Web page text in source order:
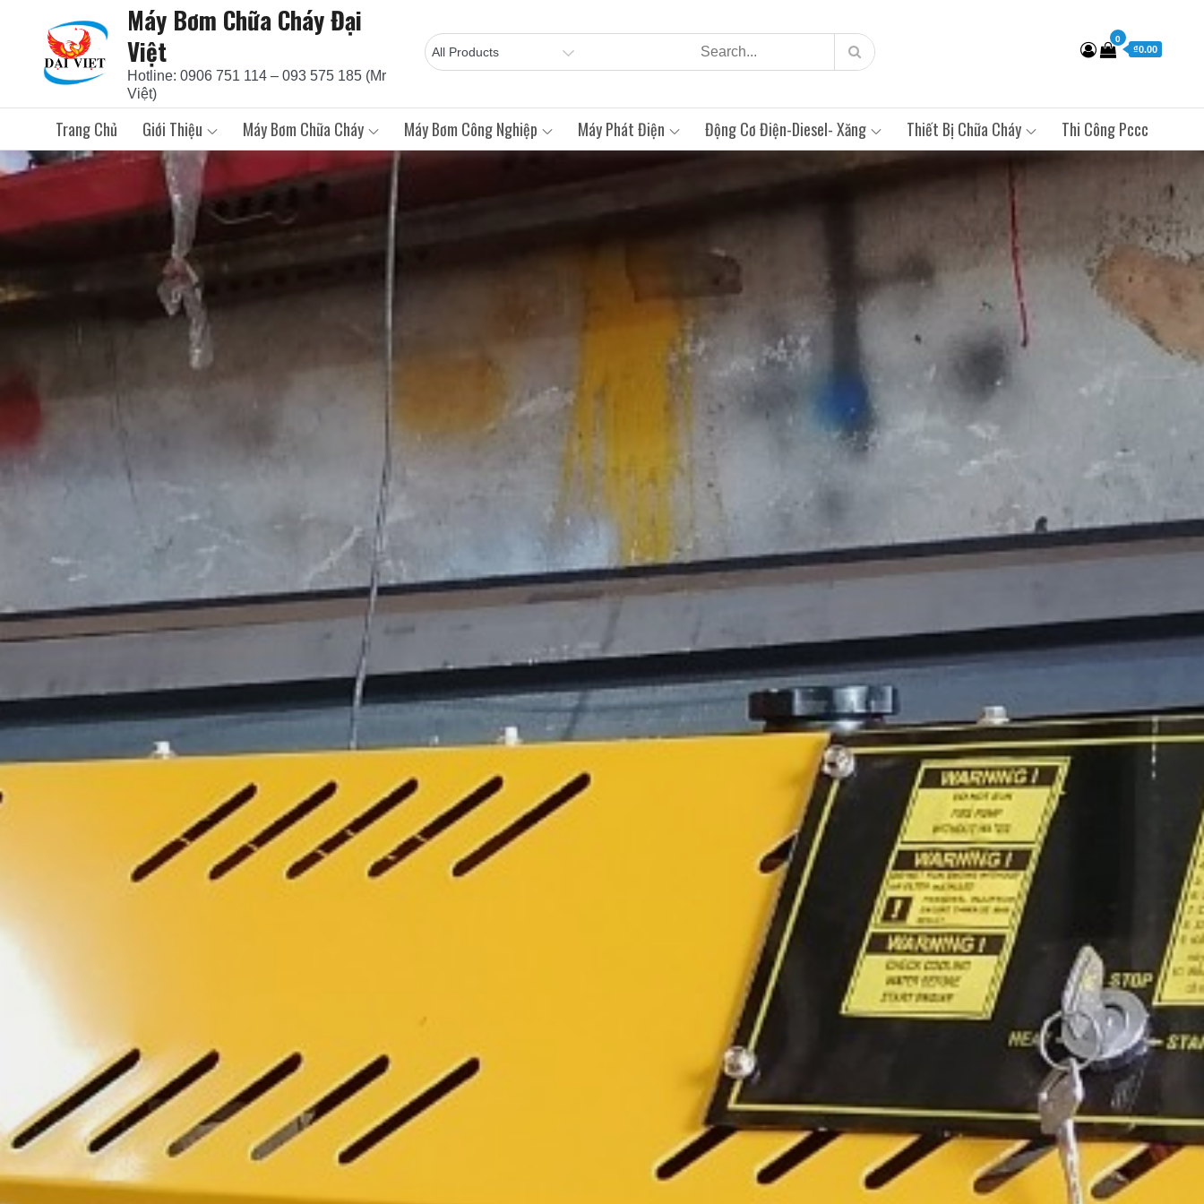
content
Máy Bơm Chữa Cháy Đại
Việt
Hotline: 0906 751 114 – 093 575 185 (Mr
Việt)
0
₫0.00
Trang Chủ Giới Thiệu Máy Bơm Chữa Cháy Máy Bơm Công Nghiệp Máy Phát Điện Động Cơ Điện-Diesel- Xăng Thiết Bị Chữa Cháy Thi Công Pccc